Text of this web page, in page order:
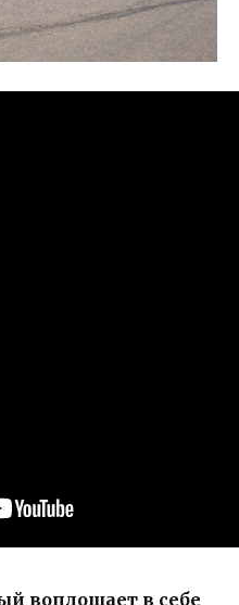
воплощает в себе